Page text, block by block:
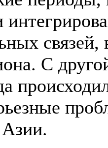
связей,
С